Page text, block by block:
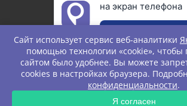
на экран телефона
© Personal Guide. All rights
Сайт использует сервис веб-аналитики
помощью технологии «cookie», чтобы
сайтом было удобнее. Вы можете
cookies в настройках браузера.
конфиденциальности.
Я согласен